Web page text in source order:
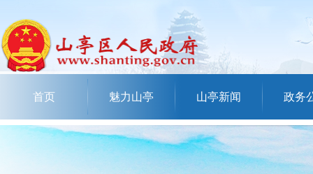
首页 魅力山亭 山亭新闻 政务